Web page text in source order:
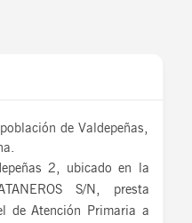
de Valdepeñas,
2, ubicado en la
S/N, presta
de Atención Primaria a